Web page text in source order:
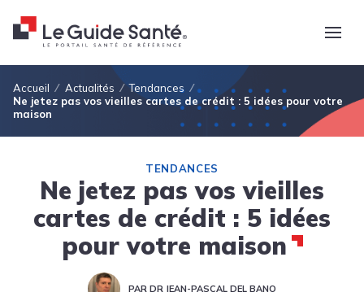
Fil d'Ariane
Accueil Actualités
Tendances
Ne jetez pas vos vieilles cartes de crédit : 5 idées pour votre
maison
TENDANCES
Ne jetez pas vos vieilles
cartes de crédit : 5 idées
pour votre maison
PAR DR JEAN-PASCAL DEL BANO